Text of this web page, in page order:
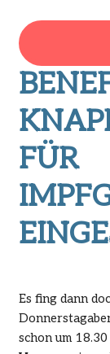
FÜR
Es fing dann
schon um